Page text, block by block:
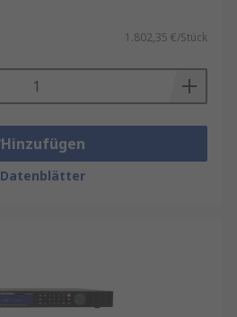
1.802,35 €/Stück
Hinzufügen
Datenblätter